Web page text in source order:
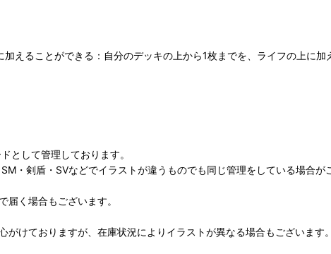
えることができる：自分のデッキの上から1枚までを、ライフの上に加
として管理しております。
・剣盾・SVなどでイラストが違うものでも同じ管理をしている場合が
く場合もございます。
けておりますが、在庫状況によりイラストが異なる場合もございます